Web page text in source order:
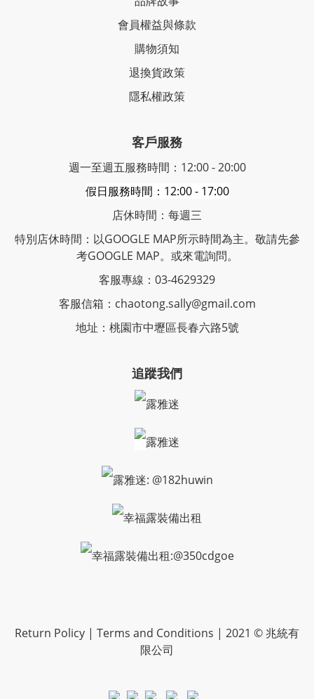
會員權益與條款
購物須知
退換貨政策
隱私權政策
客戶服務
週一至週五服務時間：12:00 - 20:00
假日服務時間：12:00 - 17:00
店休時間：每週三
特別店休時間：以GOOGLE MAP所示時間為主。敬請先參
考GOOGLE MAP。或來電詢問。
客服專線：03-4629329
客服信箱：chaotong.sally@gmail.com
地址：桃園市中壢區長春六路5號
追蹤我們
露雅迷
露雅迷
露雅迷: @182huwin
幸福露裝備出租
幸福露裝備出租:@350cdgoe
Return Policy | Terms and Conditions | 2021 © 兆統有
限公司